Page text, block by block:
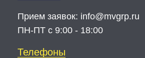
Прием заявок: info@mvgrp.ru
ПН-ПТ с 9:00 - 18:00
Телефоны